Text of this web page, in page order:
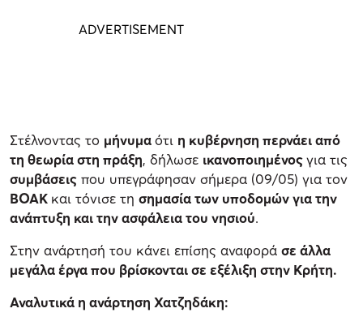
Στέλνοντας το μήνυμαότι η κυβέρνηση περνάει από
τη θεωρία στη πράξη, δήλωσε ικανοποιημένοςγια τις
συμβάσεις που υπεγράφησαν σήμερα (09/05) για τον
ΒΟΑΚ και τόνισε τη σημασία των υποδομών για την
ανάπτυξη και την ασφάλεια του νησιού.
Στην ανάρτησή του κάνει επίσης αναφορά σε άλλα
μεγάλα έργα που βρίσκονται σε εξέλιξη στην Κρήτη.
Αναλυτικά η ανάρτηση Χατζηδάκη: